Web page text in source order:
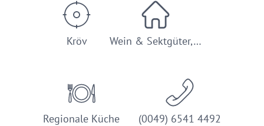
Kröv Wein & Sektgüter,…
Regionale Küche (0049) 6541 4492